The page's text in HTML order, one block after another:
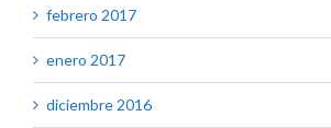
febrero 2017
enero 2017
diciembre 2016